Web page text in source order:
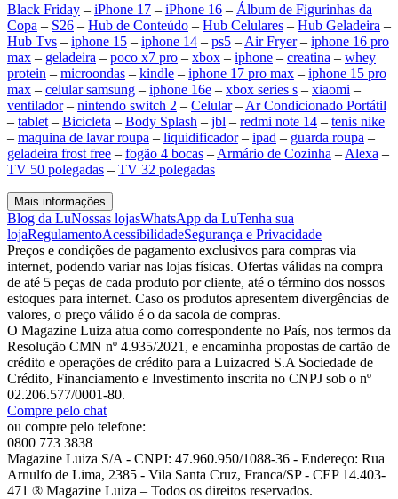
Black Friday – iPhone 17 – iPhone 16 – Álbum de Figurinhas da
Copa – S26 – Hub de Conteúdo – Hub Celulares – Hub Geladeira –
Hub Tvs – iphone 15 – iphone 14 – ps5 – Air Fryer– iphone 16 pro
max – geladeira – poco x7 pro – xbox – iphone – creatina – whey
protein – microondas – kindle – iphone 17 pro max – iphone 15 pro
max – celular samsung – iphone 16e – xbox series s – xiaomi –
ventilador– nintendo switch 2 – Celular– Ar Condicionado Portátil
– tablet – Bicicleta – Body Splash – jbl – redmi note 14 – tenis nike
– maquina de lavar roupa – liquidificador– ipad – guarda roupa –
geladeira frost free – fogão 4 bocas – Armário de Cozinha – Alexa –
TV 50 polegadas – TV 32 polegadas
Mais informações
Blog da LuNossas lojasWhatsApp da LuTenha sua
lojaRegulamentoAcessibilidadeSegurança e Privacidade
Preços e condições de pagamento exclusivos para compras via
internet, podendo variar nas lojas físicas. Ofertas válidas na compra
de até 5 peças de cada produto por cliente, até o término dos nossos
estoques para internet. Caso os produtos apresentem divergências de
valores, o preço válido é o da sacola de compras.
O Magazine Luiza atua como correspondente no País, nos termos da
Resolução CMN nº 4.935/2021, e encaminha propostas de cartão de
crédito e operações de crédito para a Luizacred S.A Sociedade de
Crédito, Financiamento e Investimento inscrita no CNPJ sob o nº
02.206.577/0001-80.
Compre pelo chat
ou compre pelo telefone:
0800 773 3838
Magazine Luiza S/A - CNPJ: 47.960.950/1088-36 - Endereço: Rua
Arnulfo de Lima, 2385 - Vila Santa Cruz, Franca/SP - CEP 14.403-
471 ® Magazine Luiza – Todos os direitos reservados.